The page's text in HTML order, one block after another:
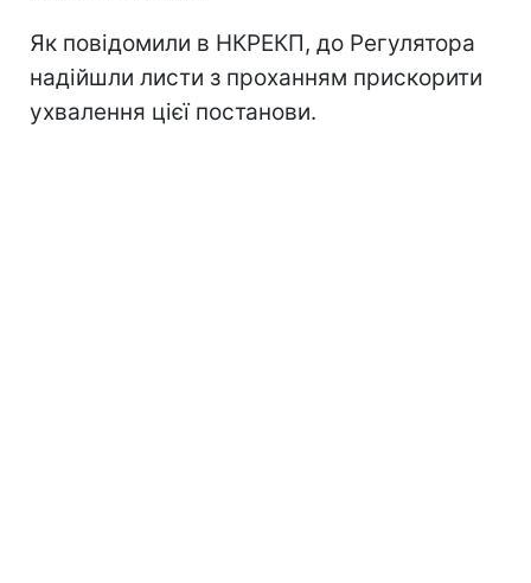
Як повідомили в НКРЕКП, до Регулятора
надійшли листи з проханням прискорити
ухвалення цієї постанови.